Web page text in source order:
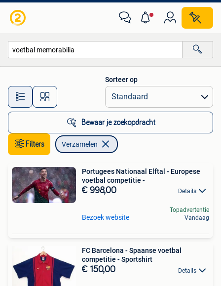
Alle afstanden…
Sorteer op
Bewaar je zoekopdracht
Filters Verzamelen
Portugees Nationaal Elftal - Europese
voetbal competitie -
€ 998,00 Details
Bezoek website
Topadvertentie
Vandaag
FC Barcelona - Spaanse voetbal
competitie - Sportshirt
€ 150,00 Details